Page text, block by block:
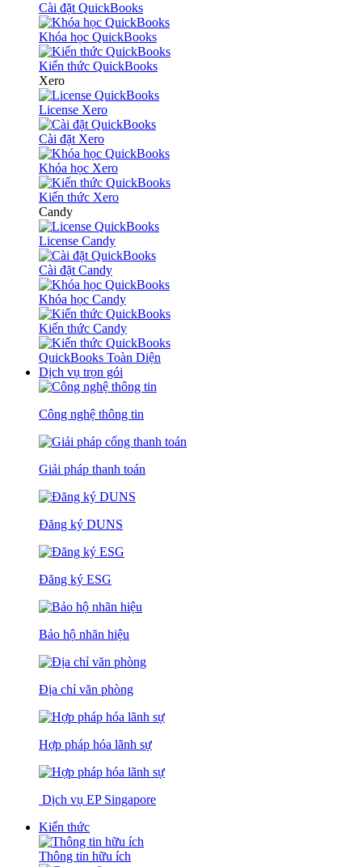
Cài đặt QuickBooks
Khóa học QuickBooks
Kiến thức QuickBooks
Xero
License Xero
Cài đặt Xero
Khóa học Xero
Kiến thức Xero
Candy
License Candy
Cài đặt Candy
Khóa học Candy
Kiến thức Candy
QuickBooks Toàn Diện
Dịch vụ trọn gói
Công nghệ thông tin
Giải pháp thanh toán
Đăng ký DUNS
Đăng ký ESG
Bảo hộ nhãn hiệu
Địa chỉ văn phòng
Hợp pháp hóa lãnh sự
Dịch vụ EP Singapore
Kiến thức
Thông tin hữu ích